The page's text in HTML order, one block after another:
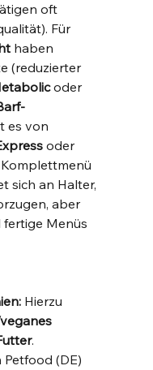
oft
Für
haben
(reduzierter
oder
es von
oder
sich an Halter,
aber
Menüs
Hierzu
.
(DE)